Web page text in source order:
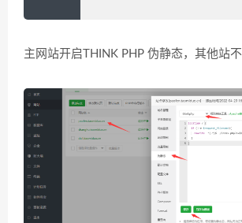
主网站开启THINK PHP 伪静态，其他站不